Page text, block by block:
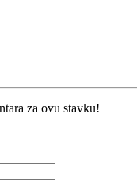
za ovu stavku!